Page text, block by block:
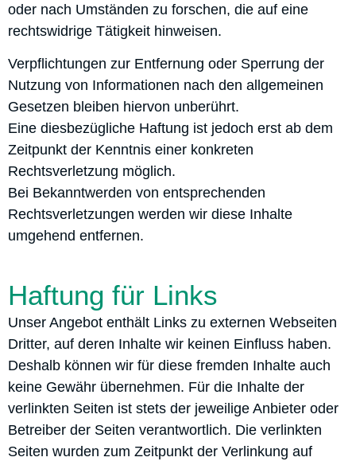
oder nach Umständen zu forschen, die auf eine
rechtswidrige Tätigkeit hinweisen.
Verpflichtungen zur Entfernung oder Sperrung der
Nutzung von Informationen nach den allgemeinen
Gesetzen bleiben hiervon unberührt.
Eine diesbezügliche Haftung ist jedoch erst ab dem
Zeitpunkt der Kenntnis einer konkreten
Rechtsverletzung möglich.
Bei Bekanntwerden von entsprechenden
Rechtsverletzungen werden wir diese Inhalte
umgehend entfernen.
Haftung für Links
Unser Angebot enthält Links zu externen Webseiten
Dritter, auf deren Inhalte wir keinen Einfluss haben.
Deshalb können wir für diese fremden Inhalte auch
keine Gewähr übernehmen. Für die Inhalte der
verlinkten Seiten ist stets der jeweilige Anbieter oder
Betreiber der Seiten verantwortlich. Die verlinkten
Seiten wurden zum Zeitpunkt der Verlinkung auf